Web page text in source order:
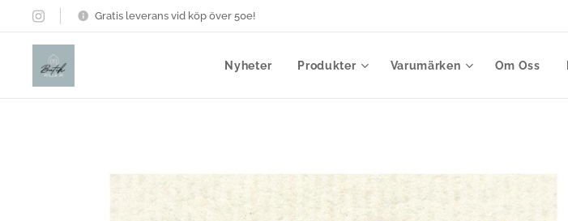
Gratis leverans vid köp över 50e!
Nyheter Produkter Varumärken Om Oss